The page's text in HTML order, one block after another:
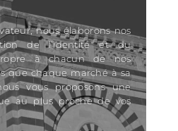
nous élaborons nos
de l’identité et du
à chacun de nos
que chaque marché à sa
vous proposons une
au plus proche de vos